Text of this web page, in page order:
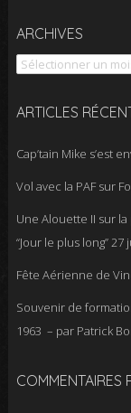
ARCHIVES
Archives
ARTICLES
Cap’tain Mike s’est
Vol avec la PAF sur
Une Alouette II sur
“Jour le plus long”27
Fête Aérienne de
Souvenir de
1963 – par Patrick
COMMENTAIRES